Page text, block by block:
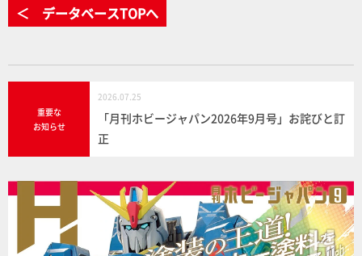
＜ データベースTOPへ
重要な
お知らせ
2026.07.25
「月刊ホビージャパン2026年9月号」お詫びと訂
正